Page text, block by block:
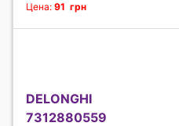
Цена: 91 грн
DELONGHI
7312880559